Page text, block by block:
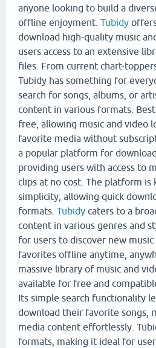
anyone looking to build a
offline enjoyment. Tubidy
download high-quality music
users access to an extensive
files. From current chart-
Tubidy has something for
search for songs, albums, or
content in various formats.
free, allowing music and video
favorite media without
a popular platform for
providing users with access to
clips at no cost. The platform is
simplicity, allowing quick
formats. Tubidy caters to a
content in various genres and
for users to discover new
favorites offline anytime,
massive library of music and
available for free and
Its simple search functionality
download their favorite songs,
media content effortlessly.
formats, making it ideal for